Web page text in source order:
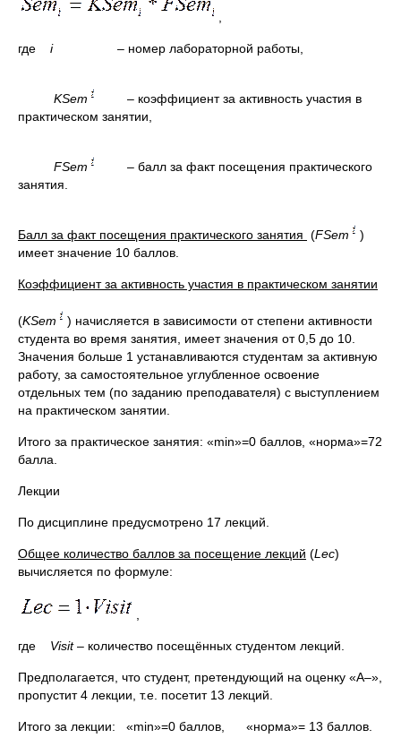
где i– номер лабораторной работы,
KSem
– коэффициент за активность участия в
практическом занятии,
FSem
– балл за факт посещения практического
занятия.
Балл за факт посещения практического занятия (FSem
)
имеет значение 10 баллов.
Коэффициент за активность участия в практическом занятии
(KSem
) начисляется в зависимости от степени активности
студента во время занятия, имеет значения от 0,5 до 10.
Значения больше 1 устанавливаются студентам за активную
работу, за самостоятельное углубленное освоение
отдельных тем (по заданию преподавателя) с выступлением
на практическом занятии.
Итого за практическое занятия: «min»=0 баллов, «норма»=72
балла.
Лекции
По дисциплине предусмотрено 17 лекций.
Общее количество баллов за посещение лекций (Lec)
вычисляется по формуле:
где Visit– количество посещённых студентом лекций.
Предполагается, что студент, претендующий на оценку «A–»,
пропустит 4 лекции, т.е. посетит 13 лекций.
Итого за лекции: «min»=0 баллов, «норма»= 13 баллов.